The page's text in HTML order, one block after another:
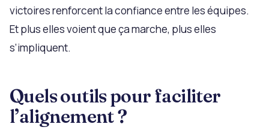
victoires renforcent la confiance entre les équipes.
Et plus elles voient que ça marche, plus elles
s’impliquent.
Quels outils pour faciliter
l’alignement ?